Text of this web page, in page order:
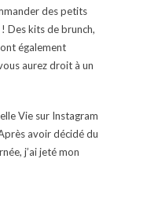
des petits
Des kits de brunch,
également
aurez droit à un
Vie sur Instagram
avoir décidé du
j’ai jeté mon